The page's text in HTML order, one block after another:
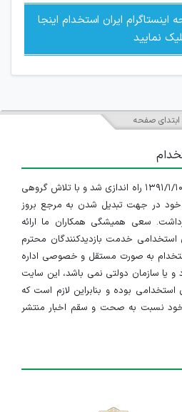
ایران استخدام اینجا
نمایید
ابتدای صفحه
سایت ایران استخدام در تاریخ ۱۳۹۱/۱/۱۰ راه اندازی شد و با تلاش گروهی
خود در جهت تبدیل شدن به مرجع بروز
سعی همیشگی همکاران ما ارائه
خدمت بازدیدکنندگان محترم
به صورت مستقل و خصوصی اداره
یا سازمان دولتی نمی باشد، این سایت
بوده و بنابراین لازم است که
خود نسبت به صحت و سقم اخبار منتشر